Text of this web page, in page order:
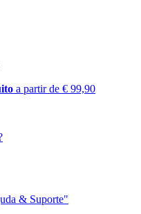
a partir de € 99,90
& Suporte"